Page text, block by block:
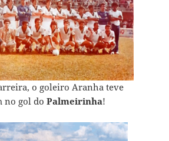
o goleiro Aranha teve
no gol do Palmeirinha!